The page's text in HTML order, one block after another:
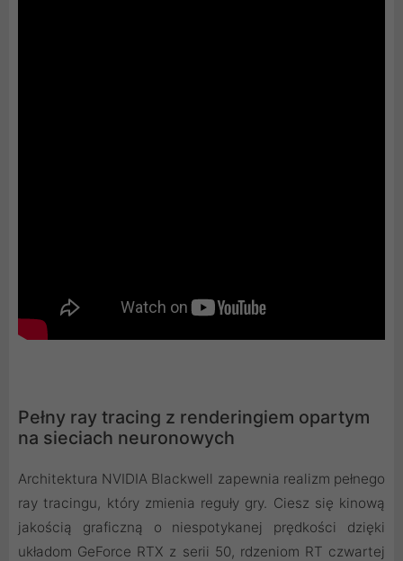
Pełny ray tracing z renderingiem opartym
na sieciach neuronowych
Architektura NVIDIA Blackwell zapewnia realizm pełnego
ray tracingu, który zmienia reguły gry. Ciesz się kinową
jakością graficzną o niespotykanej prędkości dzięki
układom GeForce RTX z serii 50, rdzeniom RT czwartej